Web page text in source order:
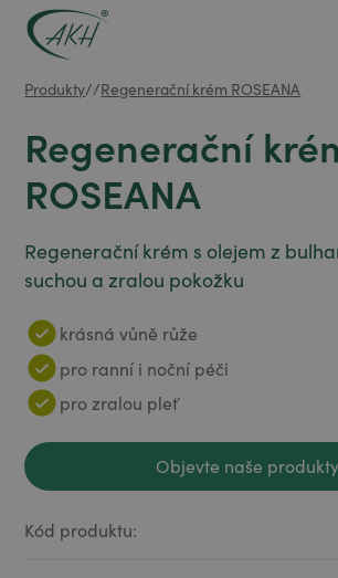
Produkty//Regenerační krém ROSEANA
Regenerační
ROSEANA
Regenerační krém s olejem z
suchou a zralou pokožku
krásná vůně růže
pro ranní i noční péči
pro zralou pleť
Objevte naše produkty
Objevte naše produkty
Kód produktu: